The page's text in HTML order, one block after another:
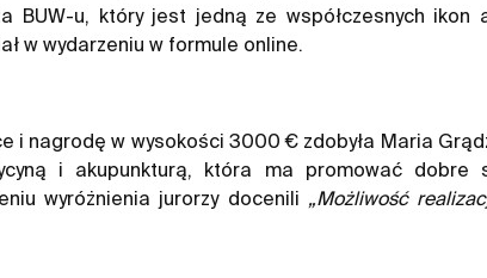
u, który jest jedną ze współczesnych ikon
w wydarzeniu w formule online.
nagrodę w wysokości 3000 € zdobyła Maria
i akupunkturą, która ma promować dobre
wyróżnienia jurorzy docenili „Możliwość